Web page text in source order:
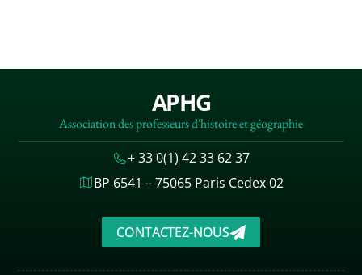
APHG
Association des professeurs d'histoire et géographie
+ 33 0(1) 42 33 62 37
BP 6541 – 75065 Paris Cedex 02
CONTACTEZ-NOUS